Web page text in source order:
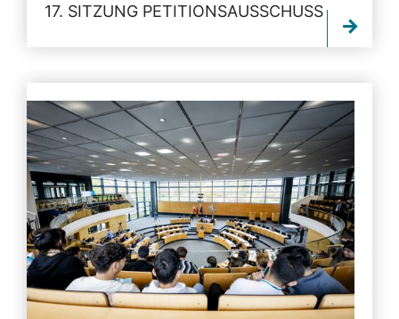
17. SITZUNG PETITIONSAUSSCHUSS